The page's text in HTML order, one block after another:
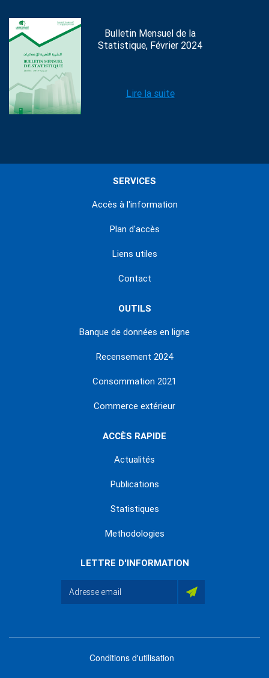
Bulletin Mensuel de la
Statistique, Février 2024
Lire la suite
SERVICES
Accès à l'information
Plan d'accès
Liens utiles
Contact
OUTILS
Banque de données en ligne
Recensement 2024
Consommation 2021
Commerce extérieur
ACCÈS RAPIDE
Actualités
Publications
Statistiques
Methodologies
LETTRE D'INFORMATION
Conditions d'utilisation